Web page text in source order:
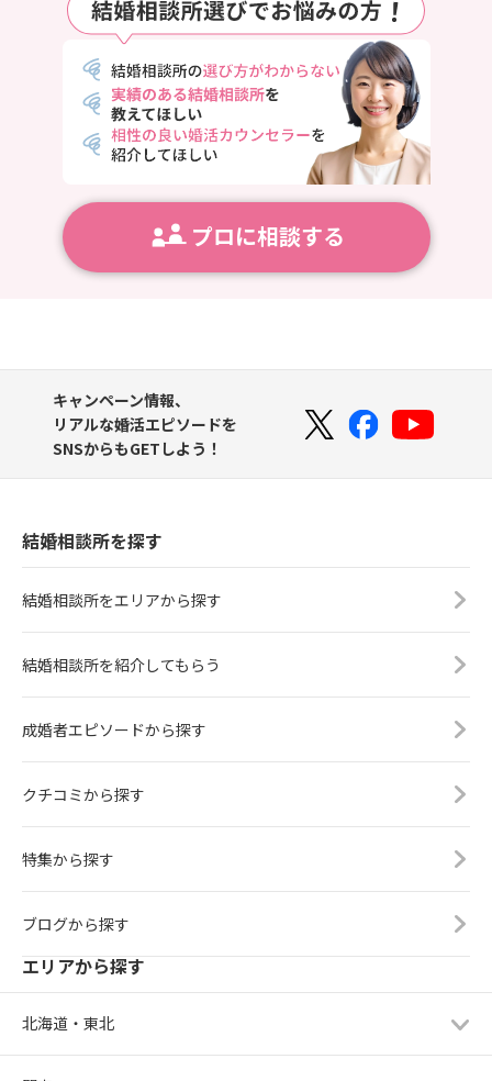
プロに相談する
キャンペーン情報、
リアルな婚活エピソードを
SNSからもGETしよう！
結婚相談所を探す
結婚相談所をエリアから探す
結婚相談所を紹介してもらう
成婚者エピソードから探す
クチコミから探す
特集から探す
ブログから探す
エリアから探す
北海道・東北